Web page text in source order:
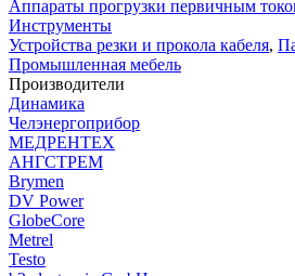
Аппараты прогрузки первичным
Инструменты
Устройства резки и прокола кабеля,
Промышленная мебель
Производители
Динамика
Челэнергоприбор
МЕДРЕНТЕХ
АНГСТРЕМ
Brymen
DV Power
GlobeCore
Metrel
Testo